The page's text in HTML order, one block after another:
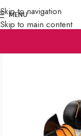
Skip to navigation
Skip to main content
MENU